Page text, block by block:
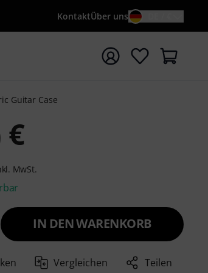
KontaktÜber uns
{searchTerm} starten
Guitar Case
€
MwSt.
IN DEN WARENKORB
Vergleichen Teilen